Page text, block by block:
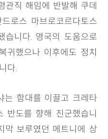
관직 해임에 반발해 쿠데
로스 마브로코르다토스
습니다. 영국의 도움으로
귀했으나 이후에도 정치
다.
함대를 이끌고 크레타
반도를 향해 진군했습니
막 보루였던 메트니에 상